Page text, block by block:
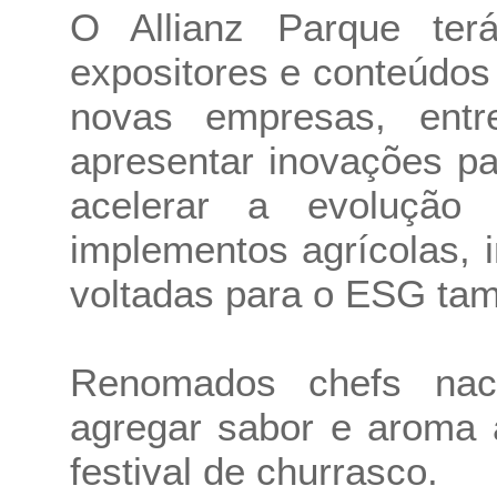
O Allianz Parque
expositores e
novas empresas,
apresentar inovações
acelerar a evolução
implementos agrícolas,
voltadas para o ESG
Renomados chefs
agregar sabor e
festival de churrasco.